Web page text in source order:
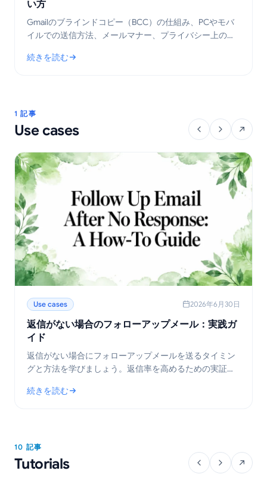
い方
Gmailのブラインドコピー（BCC）の仕組み、PCやモバ
イルでの送信方法、メールマナー、プライバシー上のト
ラクティスを学びましょう。
続きを読む
: Gmailのブラインドコピー：その仕組みと賢い使い方
1 記事
Use cases
Use cases 2026年6月30日
返信がない場合のフォローアップメール：実践ガ
イド
返信がない場合にフォローアップメールを送るタイミン
グと方法を学びましょう。返信率を高めるための実証済
す。
続きを読む
: 返信がない場合のフォローアップメール：実践ガイド
10 記事
Tutorials